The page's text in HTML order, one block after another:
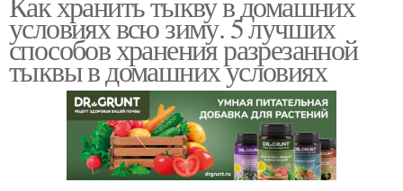
условиях всю зиму. 5 лучших
способов хранения разрезанной
тыквы в домашних условиях